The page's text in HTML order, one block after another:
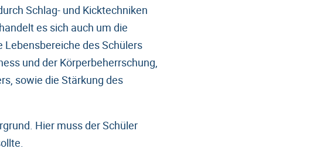
Schlag- und Kicktechniken
es sich auch um die
Lebensbereiche des Schülers
und der Körperbeherrschung,
sowie die Stärkung des
Hier muss der Schüler